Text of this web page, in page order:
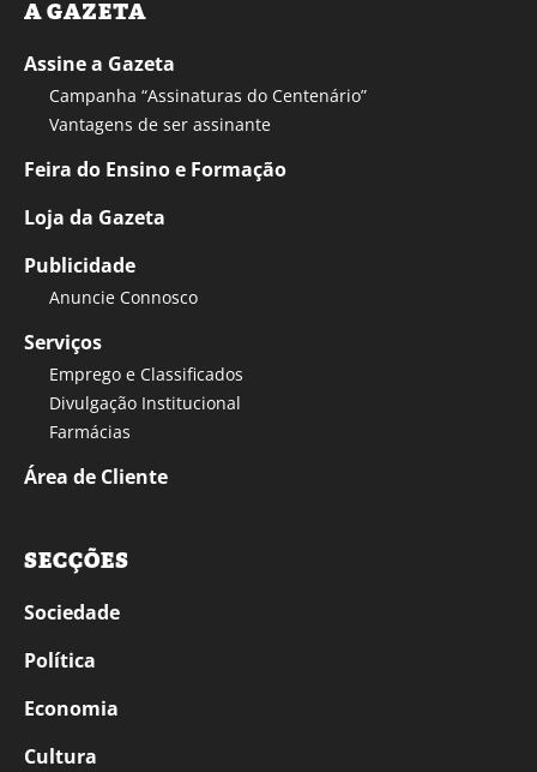
A GAZETA
Assine a Gazeta
Campanha “Assinaturas do Centenário”
Vantagens de ser assinante
Feira do Ensino e Formação
Loja da Gazeta
Publicidade
Anuncie Connosco
Serviços
Emprego e Classificados
Divulgação Institucional
Farmácias
Área de Cliente
SECÇÕES
Sociedade
Política
Economia
Cultura